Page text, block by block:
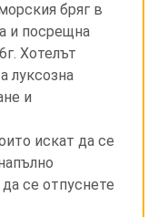
бряг в
и посрещна
Хотелът
луксозна
и
искат да се
се отпуснете